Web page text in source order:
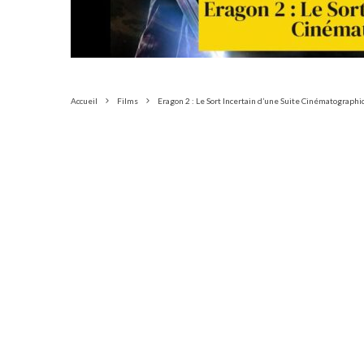
Accueil Films Eragon 2 : Le Sort Incertain d’une Suite